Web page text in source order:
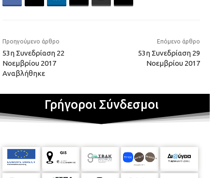
Προηγούμενο άρθρο
53η Συνεδρίαση 22
Νοεμβρίου 2017
Αναβλήθηκε
Επόμενο άρθρο
53η Συνεδρίαση 29
Νοεμβρίου 2017
Γρήγοροι Σύνδεσμοι